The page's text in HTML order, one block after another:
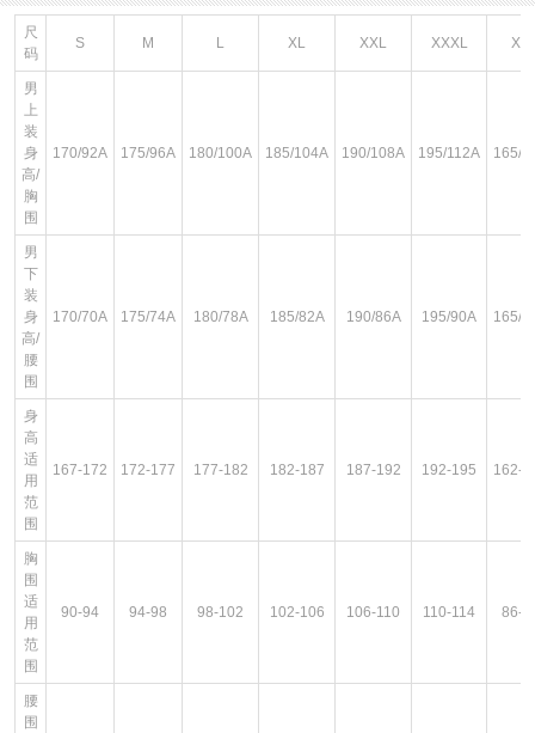
尺
码
S M L XL XXL XXXL XS
男
上
装
身
高/
胸
围
170/92A 175/96A 180/100A 185/104A 190/108A 195/112A 165/
男
下
装
身
高/
腰
围
170/70A 175/74A 180/78A 185/82A 190/86A 195/90A 165/
身
高
适
用
范
围
167-172 172-177 177-182 182-187 187-192 192-195 162-
胸
围
适
用
范
围
90-94 94-98 98-102 102-106 106-110 110-114 86-
腰
围